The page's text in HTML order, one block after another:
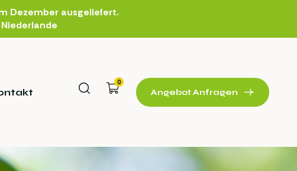
Dezember ausgeliefert.
0
Angebot Anfragen